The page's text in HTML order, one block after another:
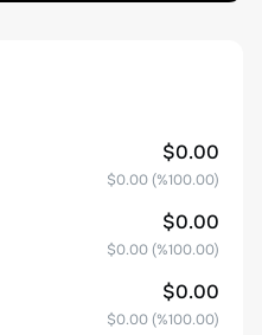
$0.00
$0.00 (%100.00)
$0.00
$0.00 (%100.00)
$0.00
$0.00 (%100.00)